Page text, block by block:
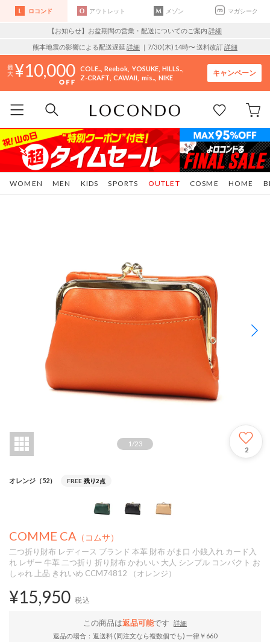
ロコンド アウトレット メゾン マガシーク
【お知らせ】お盆期間の営業・配送についてのご案内 詳細
熊本地震の影響による配送遅延 詳細 ｜7/30 (木) 14時〜 送料改訂詳細
10,000 COLE.. Reebok YOSUKE HILLS..
Z-CRAFT CAWAII mis.. NIKE
キャンペーン
WOMEN MEN KIDS SPORTS COSME HOME
OUTLET
1 /23
2
オレンジ（52） FREE 残り2点
COMME CA （コムサ）
二つ折り財布 レディース ブランド 本革 財布 がま口 小銭入れ カード入
れ レザー 牛革 二つ折り 折り財布 かわいい 大人 シンプル コンパクト お
しゃれ 上品 きれいめ CCM74812 （オレンジ）
¥15,950 税込
この商品は返品可能です
詳細
返品の場合：返送料 (同注文なら複数個でも) 一律￥660